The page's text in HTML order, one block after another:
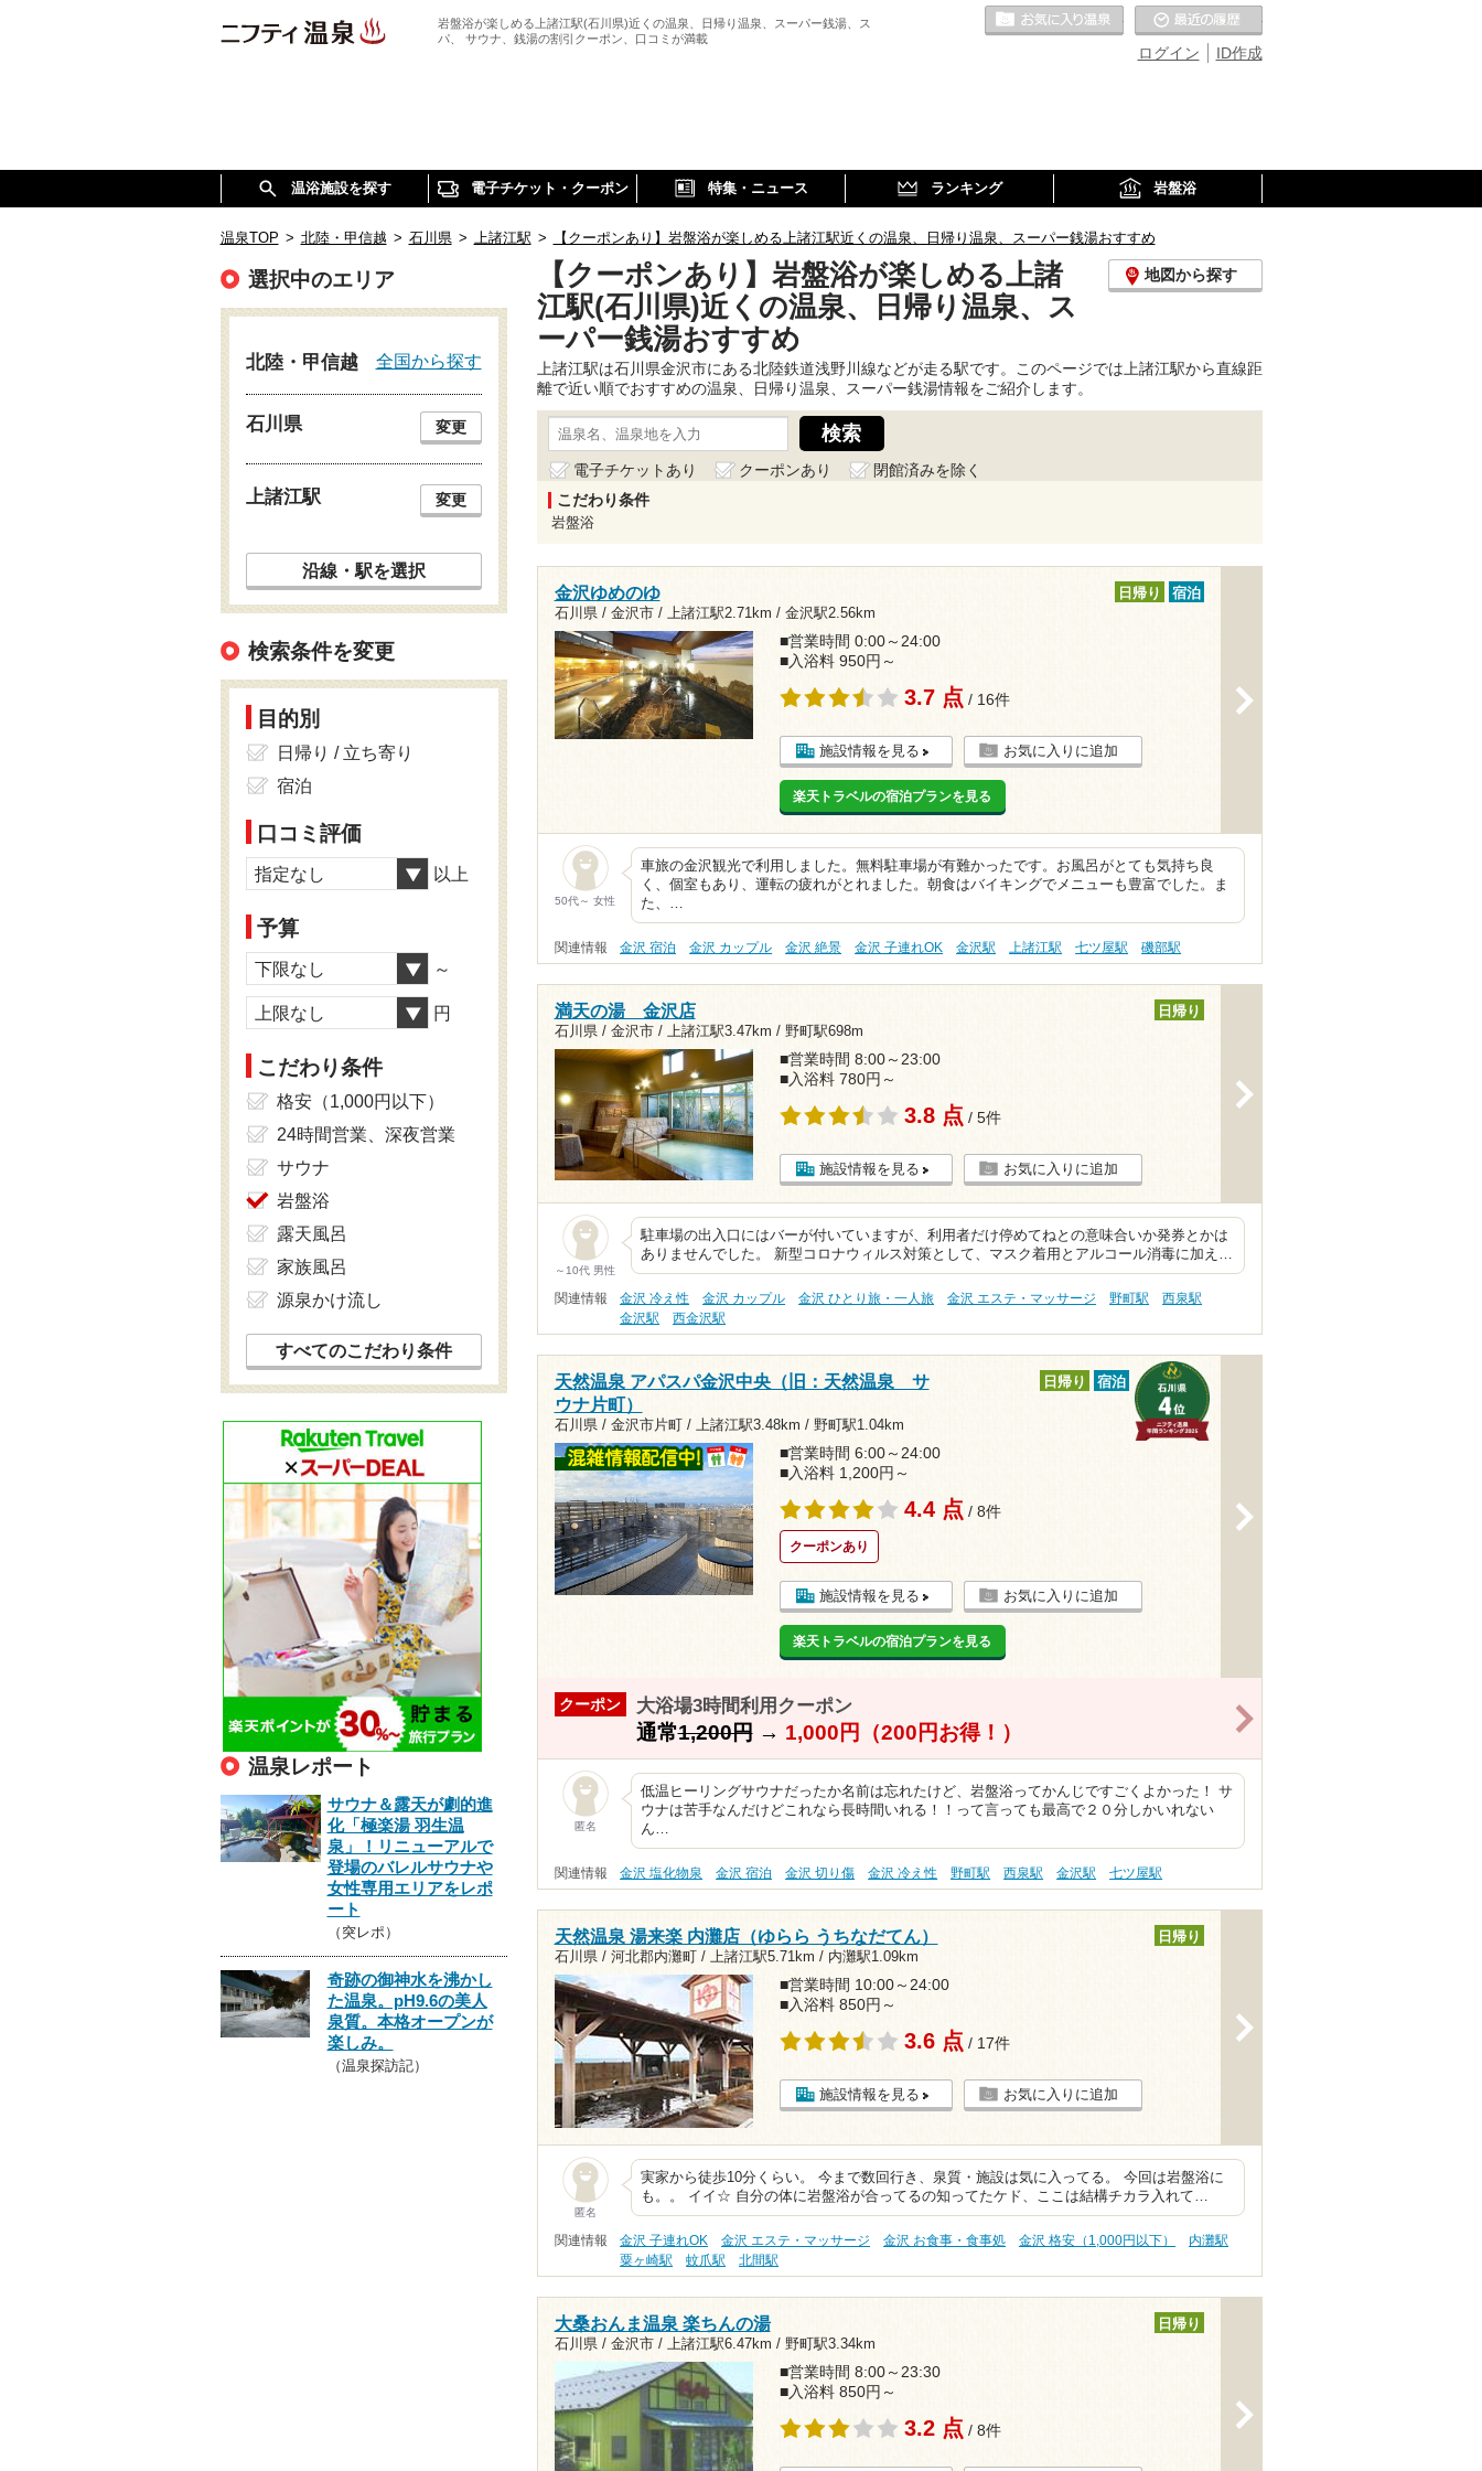
岩盤浴が楽しめる上諸江駅(石川県)近くの温泉、日帰り温泉、スーパー銭湯、ス
パ、 サウナ、銭湯の割引クーポン、口コミが満載
ID作成
ログイン
お気に入りの温泉
温浴施設を探す 電子チケット・クーポン 特集・ニュース ランキング 岩盤浴
温泉TOP > 北陸・甲信越 > 石川県 > 上諸江駅 > 【クーポンあり】岩盤浴が楽しめる上諸江駅近くの温泉、日帰り温泉、スーパー銭湯おすすめ
【クーポンあり】岩盤浴が楽しめる上諸
江駅(石川県)近くの温泉、日帰り温泉、ス
ーパー銭湯おすすめ
地図から探す
上諸江駅は石川県金沢市にある北陸鉄道浅野川線などが走る駅です。このページでは上諸江駅から直線距
離で近い順でおすすめの温泉、日帰り温泉、スーパー銭湯情報をご紹介します。
電子チケットあり クーポンあり
閉館済みを除く
こだわり条件
岩盤浴
金沢ゆめのゆ
石川県 / 金沢市 / 上諸江駅2.71km / 金沢駅2.56km
日帰り 宿泊
■営業時間 0:00～24:00
■入浴料 950円～
3.7 点 / 16件
施設情報を見る お気に入りに追加
楽天トラベルの宿泊プランを見る
50代～ 女性
車旅の金沢観光で利用しました。無料駐車場が有難かったです。お風呂がとても気持ち良
く、個室もあり、運転の疲れがとれました。朝食はバイキングでメニューも豊富でした。ま
た、…
関連情報 金沢 宿泊 金沢 カップル 金沢 絶景 金沢 子連れOK 金沢駅 上諸江駅 七ツ屋駅 磯部駅
満天の湯 金沢店
石川県 / 金沢市 / 上諸江駅3.47km / 野町駅698m
日帰り
■営業時間 8:00～23:00
■入浴料 780円～
3.8 点 / 5件
施設情報を見る お気に入りに追加
～10代 男性
駐車場の出入口にはバーが付いていますが、利用者だけ停めてねとの意味合いか発券とかは
ありませんでした。 新型コロナウィルス対策として、マスク着用とアルコール消毒に加え…
関連情報 金沢 冷え性 金沢 カップル 金沢 ひとり旅・一人旅 金沢 エステ・マッサージ 野町駅
西泉駅
金沢駅
西金沢駅
天然温泉 アパスパ金沢中央（旧：天然温泉 サ
ウナ片町）
石川県 / 金沢市片町 / 上諸江駅3.48km / 野町駅1.04km
日帰り 宿泊
■営業時間 6:00～24:00
■入浴料 1,200円～
4.4 点 / 8件
クーポンあり
施設情報を見る お気に入りに追加
楽天トラベルの宿泊プランを見る
クーポン 大浴場3時間利用クーポン
通常1,200円→ 1,000円（200円お得！）
匿名
低温ヒーリングサウナだったか名前は忘れたけど、岩盤浴ってかんじですごくよかった！ サ
ウナは苦手なんだけどこれなら長時間いれる！！って言っても最高で２０分しかいれない
ん…
関連情報 金沢 塩化物泉 金沢 宿泊 金沢 切り傷 金沢 冷え性 野町駅 西泉駅 金沢駅 七ツ屋駅
天然温泉 湯来楽 内灘店（ゆらら うちなだてん）
石川県 / 河北郡内灘町 / 上諸江駅5.71km / 内灘駅1.09km
日帰り
■営業時間 10:00～24:00
■入浴料 850円～
3.6 点 / 17件
施設情報を見る お気に入りに追加
匿名
実家から徒歩10分くらい。 今まで数回行き、泉質・施設は気に入ってる。 今回は岩盤浴に
も。。 イイ☆ 自分の体に岩盤浴が合ってるの知ってたケド、ここは結構チカラ入れて…
関連情報 金沢 子連れOK 金沢 エステ・マッサージ 金沢 お食事・食事処 金沢 格安（1,000円以下）
内灘駅
粟ヶ崎駅
蚊爪駅 北間駅
大桑おんま温泉 楽ちんの湯
石川県 / 金沢市 / 上諸江駅6.47km / 野町駅3.34km
日帰り
■営業時間 8:00～23:30
■入浴料 850円～
3.2 点 / 8件
選択中のエリア
北陸・甲信越 全国から探す
石川県 変更
上諸江駅 変更
沿線・駅を選択
検索条件を変更
目的別
日帰り / 立ち寄り
宿泊
口コミ評価
指定なし 以上
予算
下限なし ～
上限なし 円
こだわり条件
格安（1,000円以下）
24時間営業、深夜営業
サウナ
岩盤浴
露天風呂
家族風呂
源泉かけ流し
すべてのこだわり条件
温泉レポート
サウナ＆露天が劇的進
化「極楽湯 羽生温
泉」！リニューアルで
登場のバレルサウナや
女性専用エリアをレポ
ート
（突レポ）
奇跡の御神水を沸かし
た温泉。pH9.6の美人
泉質。本格オープンが
楽しみ。
（温泉探訪記）